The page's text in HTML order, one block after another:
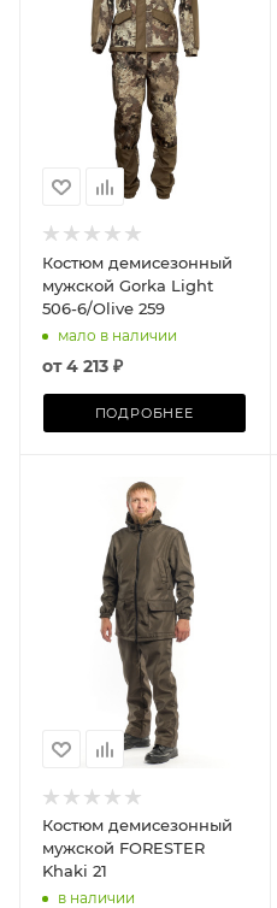
Костюм демисезонный
мужской Gorka Light
506-6/Olive 259
мало в наличии
от4 213 ₽
ПОДРОБНЕЕ
Костюм демисезонный
мужской FORESTER
Khaki 21
в наличии